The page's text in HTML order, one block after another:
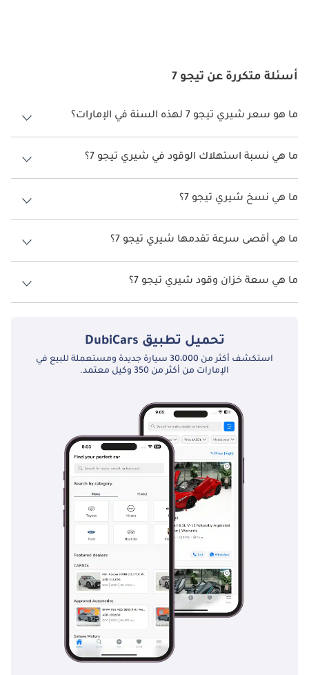
أسئلة متكررة عن تيجو 7
ما هو سعر شيري تيجو 7 لهذه السنة في الإمارات؟
شيري تيجو 7 لهذه السنة في الإمارات هو TBD.
ما هي نسبة استهلاك الوقود في شيري تيجو 7؟
اقترحت الشركة المصنعة أن تكون نسبة توفير استهلاك الوقود لسيارة شيري
تيجو 7 هو TBD.
ما هي نسخ شيري تيجو 7؟
نسخ شيري تيجو 7 هي .
ما هي أقصى سرعة تقدمها شيري تيجو 7؟
السرعة القصوى شيري تيجو 7 هي TBD.
ما هي سعة خزان وقود شيري تيجو 7؟
تبلغ سعة خزان الوقود في شيري تيجو 7 TBD.
تحميل تطبيق DubiCars
استكشف أكثر من 30،000 سيارة جديدة ومستعملة للبيع في
الإمارات من أكثر من 350 وكيل معتمد.